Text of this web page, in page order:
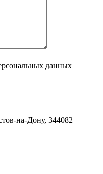
данных
на-Дону, 344082